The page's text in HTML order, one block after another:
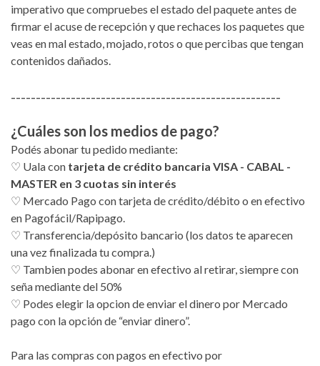
imperativo que compruebes el estado del paquete antes de
firmar el acuse de recepción y que rechaces los paquetes que
veas en mal estado, mojado, rotos o que percibas que tengan
contenidos dañados.
------------------------------------------------------
¿Cuáles son los medios de pago?
Podés abonar tu pedido mediante:
♡ Uala con tarjeta de crédito bancaria VISA - CABAL -
MASTER en 3 cuotas sin interés
♡ Mercado Pago con tarjeta de crédito/débito o en efectivo
en Pagofácil/Rapipago.
♡ Transferencia/depósito bancario (los datos te aparecen
una vez finalizada tu compra.)
♡ Tambien podes abonar en efectivo al retirar, siempre con
seña mediante del 50%
♡ Podes elegir la opcion de enviar el dinero por Mercado
pago con la opción de “enviar dinero”.
Para las compras con pagos en efectivo por